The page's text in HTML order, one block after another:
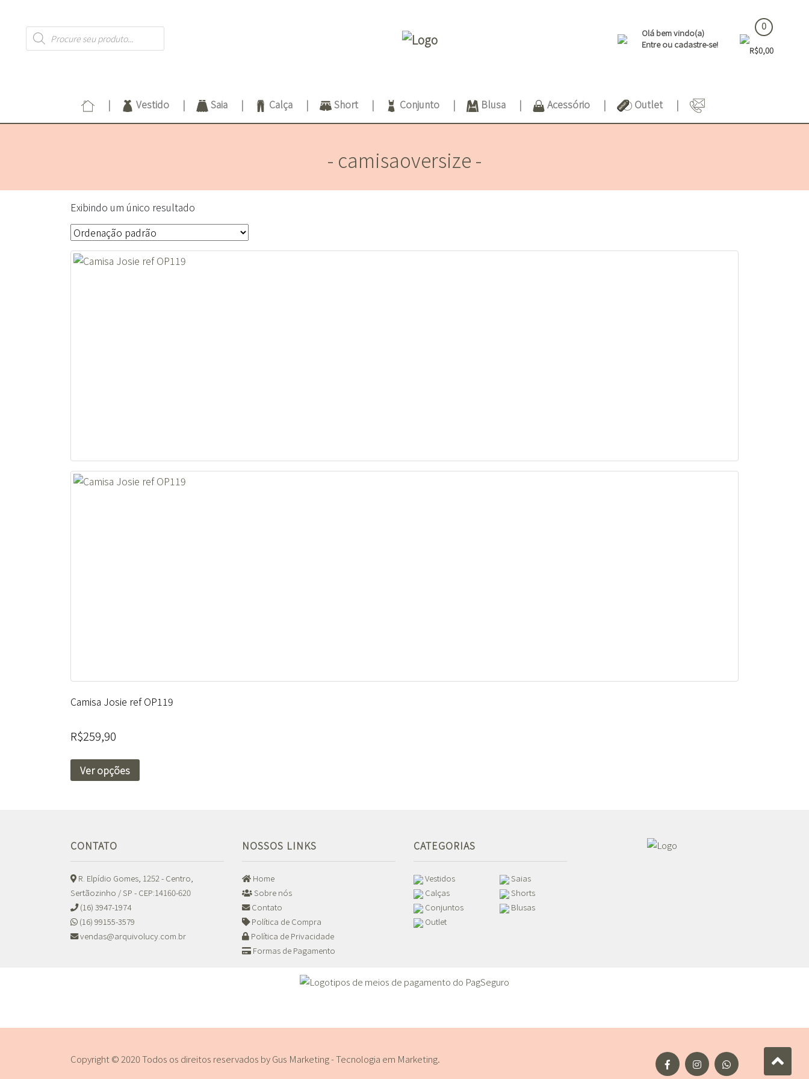
Products
search
Olá bem vindo(a)
Entre ou cadastre-se!
0
R$0,00
Vestido Saia Calça Short Conjunto Blusa Acessório Outlet
- camisaoversize -
Exibindo um único resultado
Camisa Josie ref OP119
R$259,90
Ver opções
CONTATO
R. Elpídio Gomes, 1252 - Centro,
Sertãozinho / SP - CEP:14160-620
(16) 3947-1974
(16) 99155-3579
vendas@arquivolucy.com.br
NOSSOS LINKS
Home
Sobre nós
Contato
Política de Compra
Política de Privacidade
Formas de Pagamento
CATEGORIAS
Vestidos
Saias
Calças
Shorts
Conjuntos
Blusas
Outlet
Copyright © 2020 Todos os direitos reservados byGus Marketing - Tecnologia em Marketing.